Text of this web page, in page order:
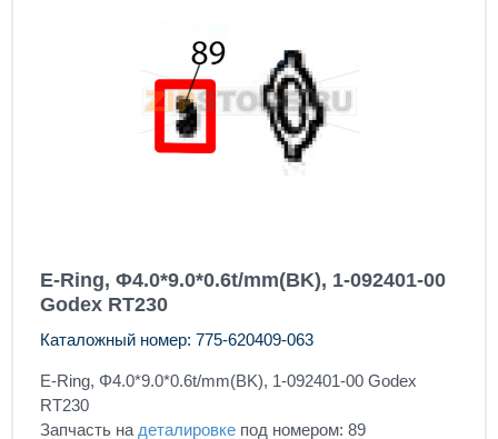
E-Ring, Φ4.0*9.0*0.6t/mm(BK), 1-092401-00
Godex RT230
Каталожный номер: 775-620409-063
E-Ring, Φ4.0*9.0*0.6t/mm(BK), 1-092401-00 Godex
RT230
Запчасть на деталировке под номером: 89